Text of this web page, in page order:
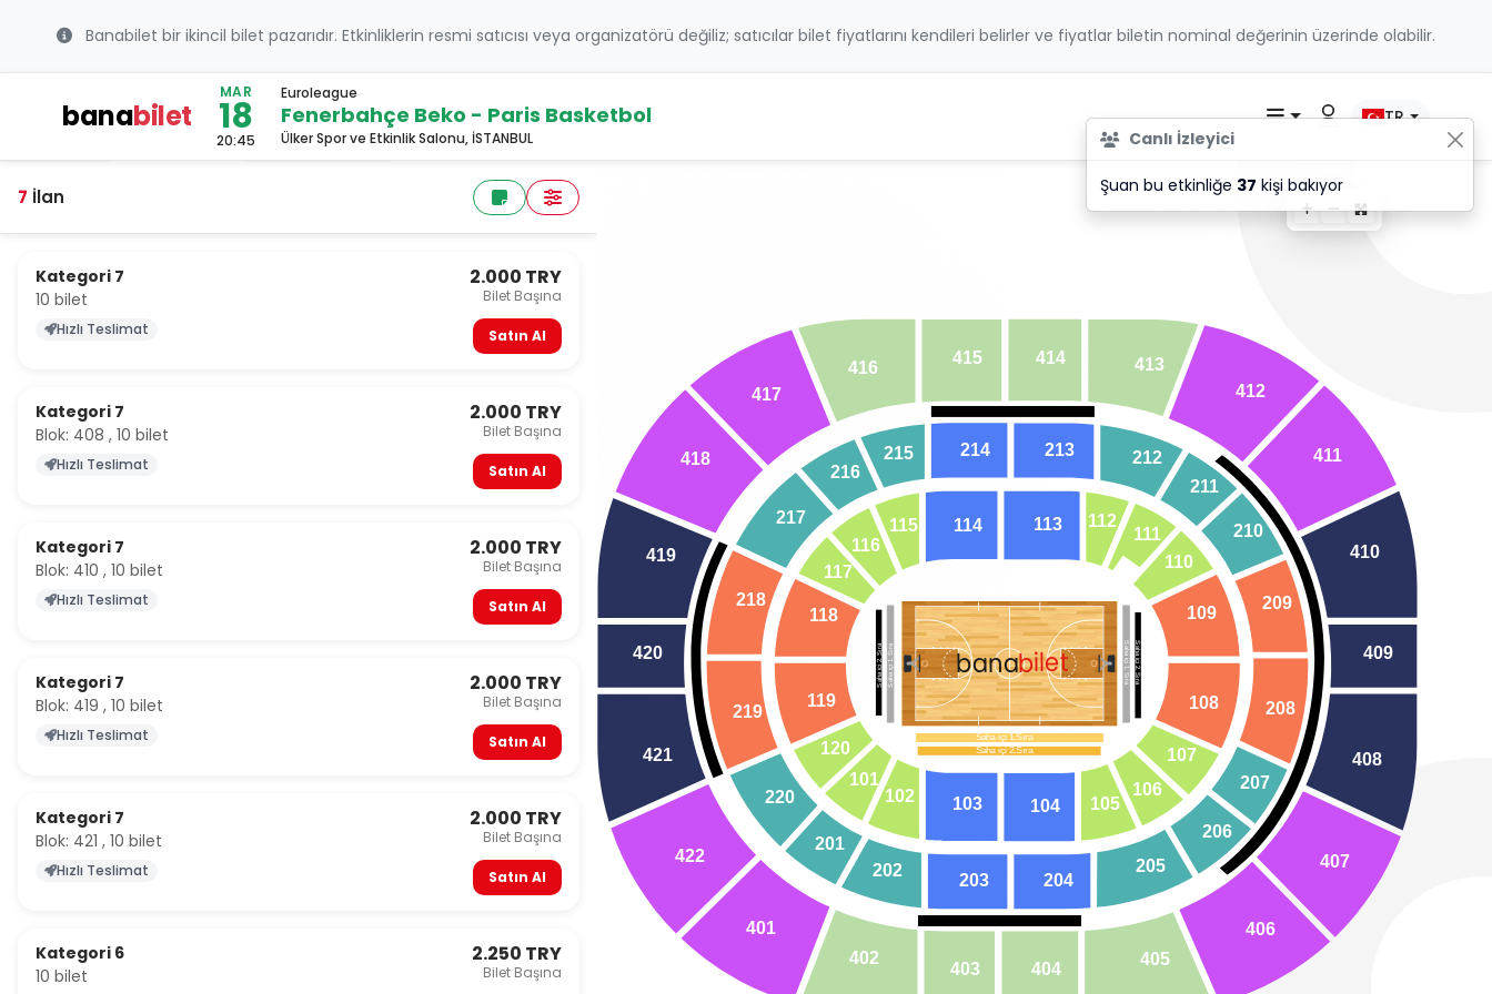
Banabilet bir ikincil bilet pazarıdır. Etkinliklerin resmi satıcısı veya organizatörü değiliz; satıcılar bilet fiyatlarını kendileri belirler ve fiyatlar biletin nominal değerinin üzerinde olabilir.
banabilet
MAR
18
20:45
Euroleague
Fenerbahçe Beko - Paris Basketbol
Ülker Spor ve Etkinlik Salonu, İSTANBUL
TR
7 İlan
Kategori 7
10 bilet
2.000 TRY
Bilet Başına
Hızlı Teslimat
Satın Al
Kategori 7
Blok: 408 , 10 bilet
2.000 TRY
Bilet Başına
Hızlı Teslimat
Satın Al
Kategori 7
Blok: 410 , 10 bilet
2.000 TRY
Bilet Başına
Hızlı Teslimat
Satın Al
Kategori 7
Blok: 419 , 10 bilet
2.000 TRY
Bilet Başına
Hızlı Teslimat
Satın Al
Kategori 7
Blok: 421 , 10 bilet
2.000 TRY
Bilet Başına
Hızlı Teslimat
Satın Al
Kategori 6
10 bilet
2.250 TRY
Bilet Başına
Saha içi 1.Sıra Saha içi 1.Sıra
103 104
113
114
203 204
213
214
101
102
105
106
107
110
111
112
115
116
117
120
201
202
205
206
207
210
211
212
215
216
217
220
108
109
118
119 208
209
218
219
402
403 404 405
413
414
415
416
401 406
407
411
412
417
418
422
408
409
410
419
420
421
Saha içi 2.Sıra Saha içi 2.Sıra Saha içi 2.Sıra
Saha içi 1.Sıra
Saha içi 2.Sıra
banabilet
Canlı İzleyici
Şuan bu etkinliğe 37 kişi bakıyor